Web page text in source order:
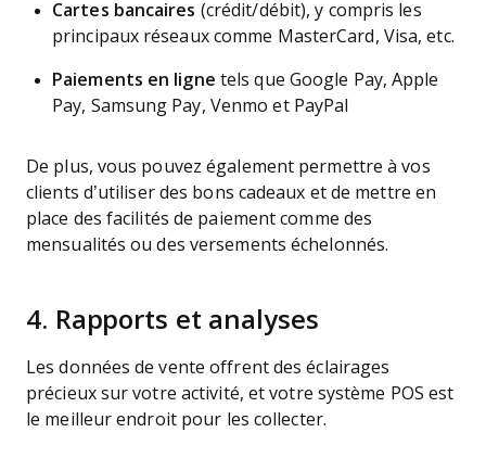
Cartes bancaires (crédit/débit), y compris les
principaux réseaux comme MasterCard, Visa, etc.
Paiements en ligne tels que Google Pay, Apple
Pay, Samsung Pay, Venmo et PayPal
De plus, vous pouvez également permettre à vos
clients d’utiliser des bons cadeaux et de mettre en
place des facilités de paiement comme des
mensualités ou des versements échelonnés.
4. Rapports et analyses
Les données de vente offrent des éclairages
précieux sur votre activité, et votre système POS est
le meilleur endroit pour les collecter.